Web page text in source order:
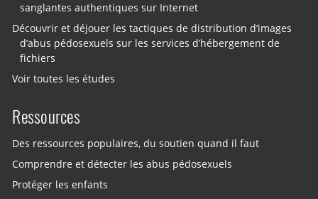
sanglantes authentiques sur Internet
Découvrir et déjouer les tactiques de distribution d’images
d’abus pédosexuels sur les services d’hébergement de
fichiers
Voir toutes les études
Ressources
Des ressources populaires, du soutien quand il faut
Comprendre et détecter les abus pédosexuels
Protéger les enfants